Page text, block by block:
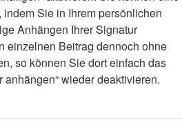
Sie in Ihrem persönlichen
Anhängen Ihrer Signatur
einzelnen Beitrag dennoch ohne
so können Sie dort einfach das
anhängen“ wieder deaktivieren.